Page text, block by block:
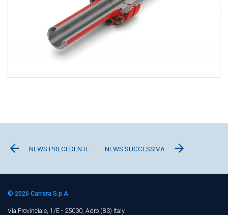
NEWS PRECEDENTE NEWS SUCCESSIVA
© 2026 Carrara S.p.A.
Via Provinciale, 1/E - 25030, Adro (BS) Italy